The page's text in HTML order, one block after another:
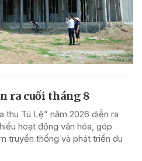
ra cuối tháng 8
thu Tú Lệ” năm 2026 diễn ra
hoạt động văn hóa, góp
truyền thống và phát triển du